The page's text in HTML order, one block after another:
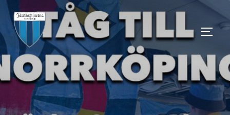
Hoppa
innehåll